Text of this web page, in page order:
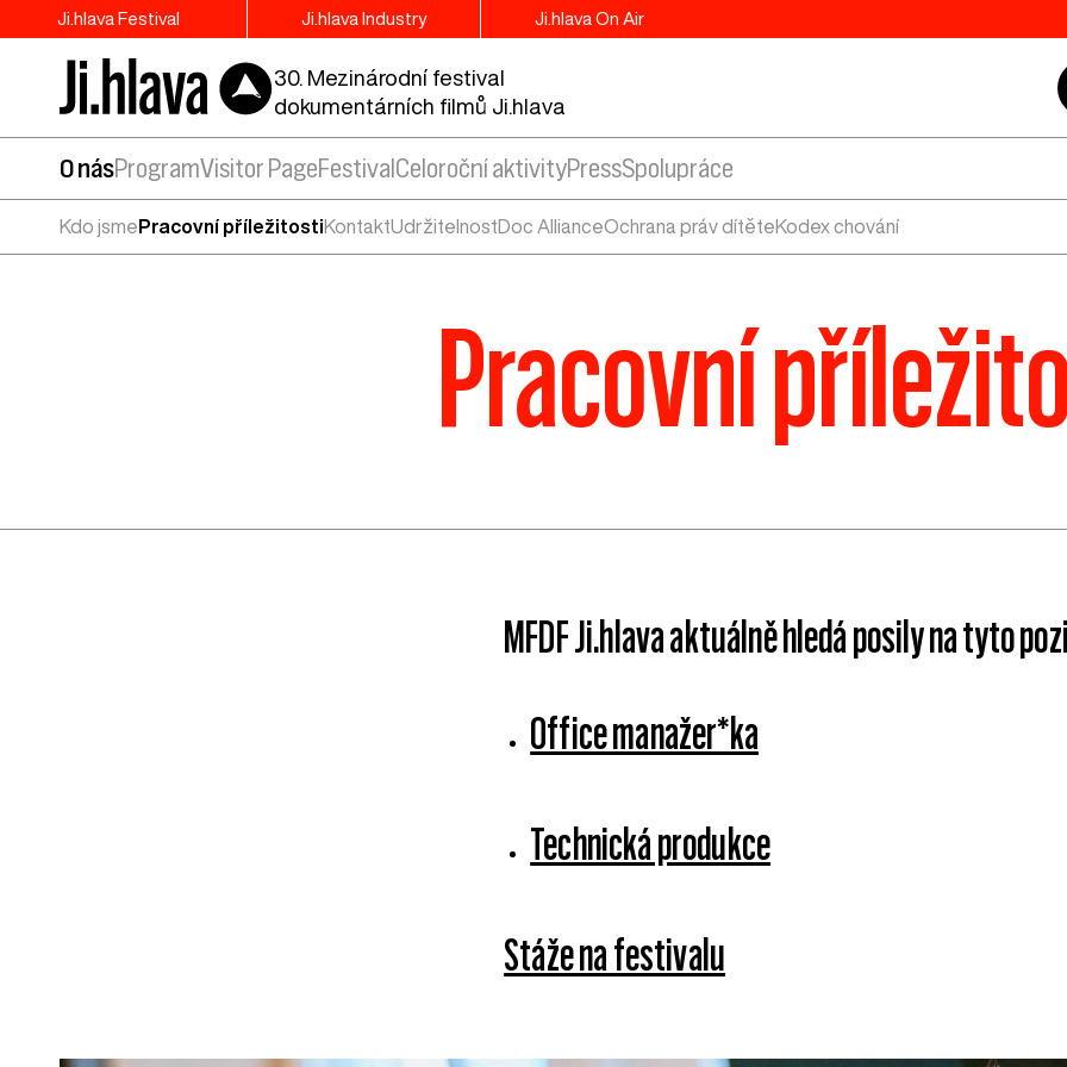
Ji.hlava Festival Ji.hlava Industry Ji.hlava On Air
30. Mezinárodní festival
dokumentárních filmů Ji.hlava
O nás
Kdo jsme Pracovní příležitostiKontaktUdržitelnostDoc AllianceOchrana práv dítěteKodex chování
ProgramVisitor PageFestival Celoroční aktivityPressSpolupráce
Pracovní
MFDF Ji.hlava aktuálně hledá posily na tyto
Office manažer*ka
Technická produkce
Stáže na festivalu